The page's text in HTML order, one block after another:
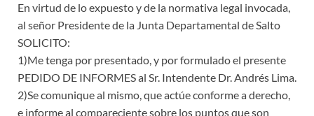
En virtud de lo expuesto y de la normativa legal invocada,
al señor Presidente de la Junta Departamental de Salto
SOLICITO:
1)Me tenga por presentado, y por formulado el presente
PEDIDO DE INFORMES al Sr. Intendente Dr. Andrés Lima.
2)Se comunique al mismo, que actúe conforme a derecho,
e informe al compareciente sobre los puntos que son